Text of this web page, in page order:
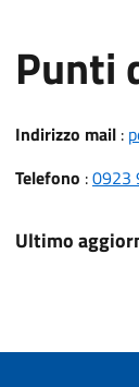
Punti
Indirizzo mail:
Telefono :0923
Ultimo